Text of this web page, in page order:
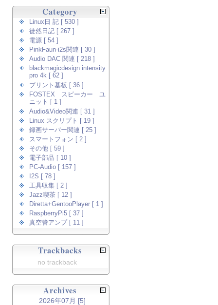
Category
Linux日 記 [ 530 ]
徒然日記 [ 267 ]
電源 [ 54 ]
PinkFaun-i2s関連 [ 30 ]
Audio DAC 関連 [ 218 ]
blackmagicdesign intensity
pro 4k [ 62 ]
プリント基板 [ 36 ]
FOSTEX スピーカー ユ
ニット [ 1 ]
Audio&Video関連 [ 31 ]
Linux スクリプト [ 19 ]
録画サーバー関連 [ 25 ]
スマートフォン [ 2 ]
その他 [ 59 ]
電子部品 [ 10 ]
PC-Audio [ 157 ]
I2S [ 78 ]
工具収集 [ 2 ]
Jazz喫茶 [ 12 ]
Diretta+GentooPlayer [ 1 ]
RaspberryPi5 [ 37 ]
真空管アンプ [ 11 ]
Trackbacks
no trackback
Archives
2026年07月 [5]